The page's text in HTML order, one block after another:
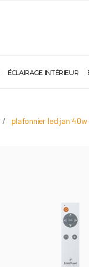
ÉCLAIRAGE INTÉRIEUR
plafonnier led jan